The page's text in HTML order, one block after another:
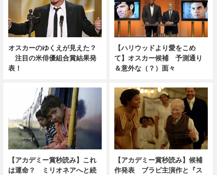
オスカーのゆくえが見えた？
注目の米俳優組合賞結果発
表！
【ハリウッドより愛をこめ
て】オスカー候補 予測通り
＆意外な（？）面々
【アカデミー賞秒読み】これ
は運命？ ミリオネアへと続
【アカデミー賞秒読み】候補
作発表 ブラピ主演作と『ス